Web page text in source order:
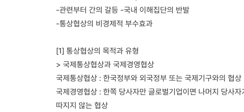
-관련부터 간의 갈등 -국내 이해집단의 반발
-통상협상의 비경제적 부수효과
[1] 통상협상의 목적과 유형
> 국제통상협상과 국제경영협상
국제통상협상 : 한국정부와 외국정부 또는 국제기구와의 협상
국제경영협상 : 한쪽 당사자만 글로벌기업이면 나머지 당사
따지지 않는 협상